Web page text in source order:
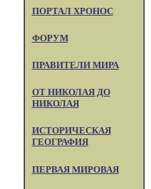
ПОРТАЛ XPOHOC
ФОРУМ
ПРАВИТЕЛИ МИРА
ОТ НИКОЛАЯ ДО
НИКОЛАЯ
ИСТОРИЧЕСКАЯ
ГЕОГРАФИЯ
ПЕРВАЯ МИРОВАЯ